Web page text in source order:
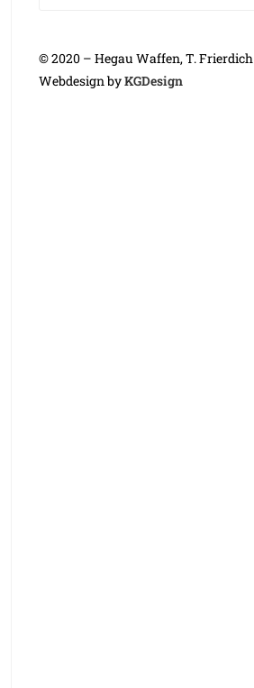
© 2020 – Hegau Waffen, T. Frierdich
Webdesign byKGDesign